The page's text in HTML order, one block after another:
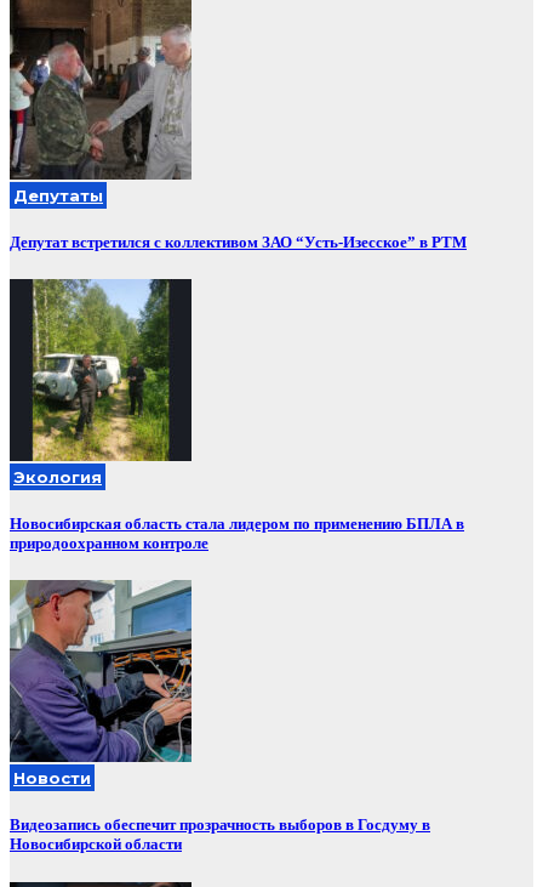
Депутаты
Депутат встретился с коллективом ЗАО “Усть-Изесское” в РТМ
Экология
Новосибирская область стала лидером по применению БПЛА в
природоохранном контроле
Новости
Видеозапись обеспечит прозрачность выборов в Госдуму в
Новосибирской области